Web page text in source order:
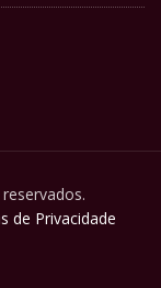
de Privacidade